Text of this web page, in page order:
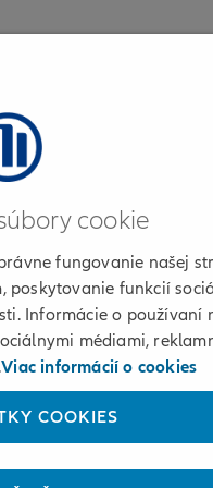
cookie
fungovanie našej
poskytovanie funkcií
Informácie o používaní
médiami,
Viac informácií o cookies
COOKIES